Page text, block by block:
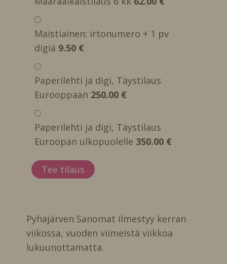
Maistiainen: irtonumero + 1 pv
digiä 9.50 €
Paperilehti ja digi, Täystilaus
Eurooppaan 250.00 €
Paperilehti ja digi, Täystilaus
Euroopan ulkopuolelle 350.00 €
Pyhäjärven Sanomat ilmestyy kerran
viikossa, vuoden viimeistä viikkoa
lukuunottamatta.